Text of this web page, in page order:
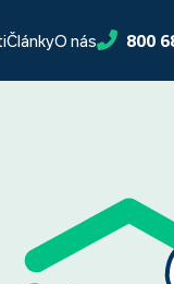
ČlánkyO nás 800